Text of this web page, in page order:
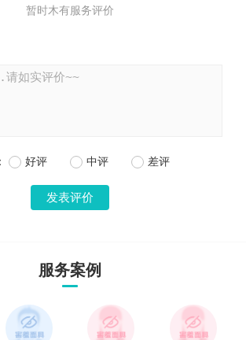
暂时木有服务评价
好评 中评 差评
服务案例